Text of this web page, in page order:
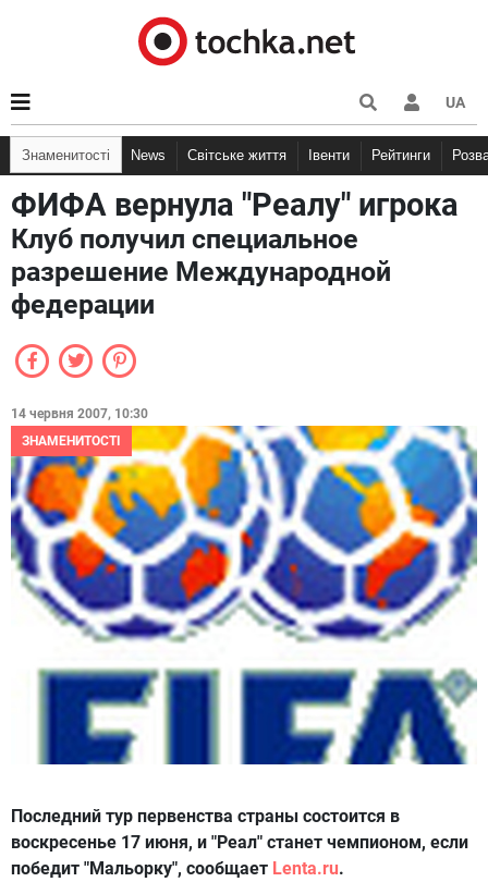
UA
Знаменитості News Світське життя Івенти Рейтинги
ФИФА вернула "Реалу" игрока
Клуб получил специальное
разрешение Международной
федерации
14 червня 2007, 10:30
ЗНАМЕНИТОСТІ
Последний тур первенства страны состоится в
воскресенье 17 июня, и "Реал" станет чемпионом, если
победит "Мальорку", сообщает Lenta.ru.